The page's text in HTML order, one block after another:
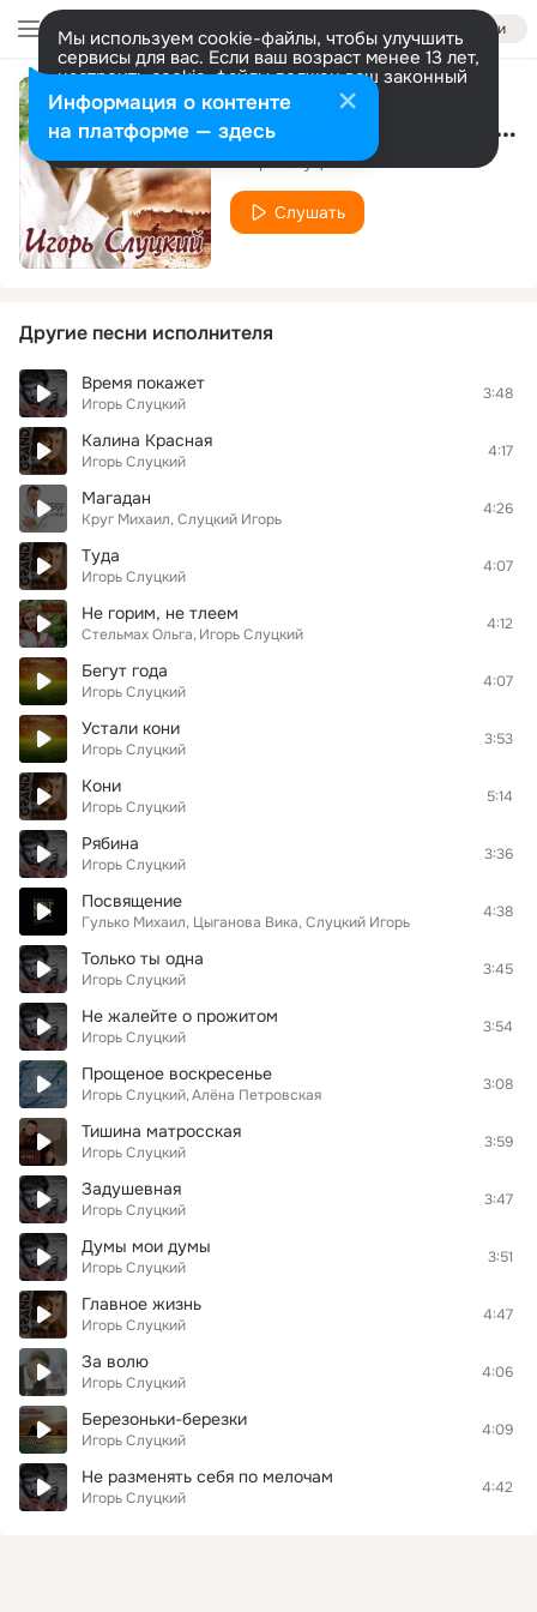
Войти
Мы используем cookie-файлы, чтобы улучшить
сервисы для вас. Если ваш возраст менее 13 лет,
настроить cookie-файлы должен ваш законный
представитель. Больше информации
Разрешить все Настроить Дело было в разведке
Игорь Слуцкий
Слушать
Другие песни исполнителя
Время покажет
Игорь Слуцкий
3:48
Калина Красная
Игорь Слуцкий
4:17
Магадан
Круг Михаил, Слуцкий Игорь
4:26
Туда
Игорь Слуцкий
4:07
Не горим, не тлеем
Стельмах Ольга Игорь Слуцкий
4:12
Бегут года
Игорь Слуцкий
4:07
Устали кони
Игорь Слуцкий
3:53
Кони
Игорь Слуцкий
5:14
Рябина
Игорь Слуцкий
3:36
Посвящение
Гулько Михаил, Цыганова Вика, Слуцкий Игорь
4:38
Только ты одна
Игорь Слуцкий
3:45
Не жалейте о прожитом
Игорь Слуцкий
3:54
Прощеное воскресенье
Игорь Слуцкий Алёна Петровская
3:08
Тишина матросская
Игорь Слуцкий
3:59
Задушевная
Игорь Слуцкий
3:47
Думы мои думы
Игорь Слуцкий
3:51
Главное жизнь
Игорь Слуцкий
4:47
За волю
Игорь Слуцкий
4:06
Березоньки-березки
Игорь Слуцкий
4:09
Не разменять себя по мелочам
Игорь Слуцкий
4:42
Информация о контенте
на платформе — здесь